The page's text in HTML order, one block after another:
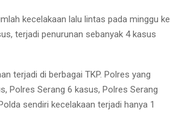
kecelakaan lalu lintas pada minggu ke
terjadi penurunan sebanyak 4 kasus
terjadi di berbagai TKP. Polres yang
Polres Serang 6 kasus, Polres Serang
sendiri kecelakaan terjadi hanya 1